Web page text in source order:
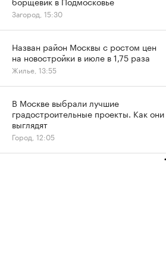
Загород, 15:30
Назван район Москвы с ростом цен
на новостройки в июле в 1,75 раза
Жилье, 13:55
В Москве выбрали лучшие
градостроительные проекты. Как они
выглядят
Город, 12:05